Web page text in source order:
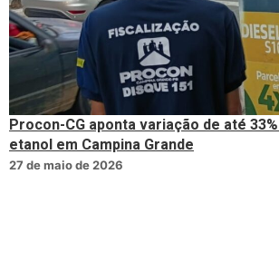
Procon-CG aponta variação de até
etanol em Campina Grande
27 de maio de 2026